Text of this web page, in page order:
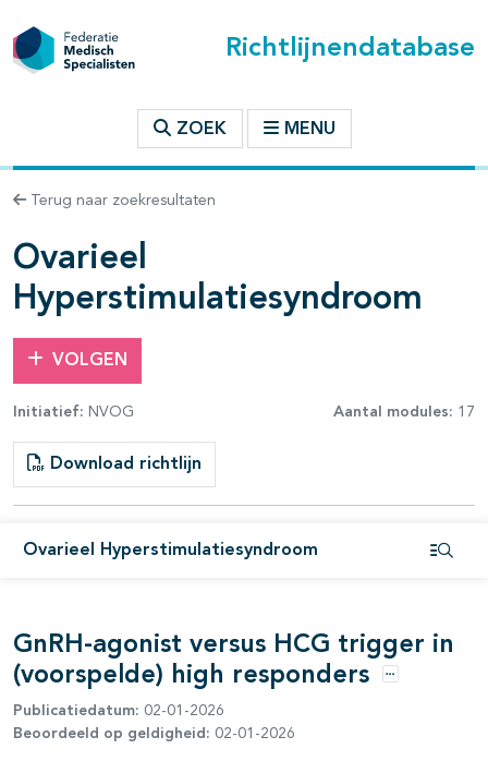
Richtlijnendatabase
ZOEK MENU
Terug naar zoekresultaten
Ovarieel
Hyperstimulatiesyndroom
VOLGEN
Initiatief: NVOG Aantal modules: 17
Download richtlijn
Ovarieel Hyperstimulatiesyndroom
binnen deze richtlijn
GnRH-agonist versus HCG trigger in
(voorspelde) high responders
Opties
Publicatiedatum: 02-01-2026
Beoordeeld op geldigheid: 02-01-2026